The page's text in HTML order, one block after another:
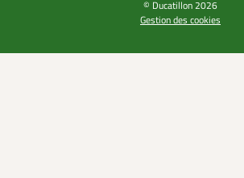
© Ducatillon 2026
Gestion des cookies